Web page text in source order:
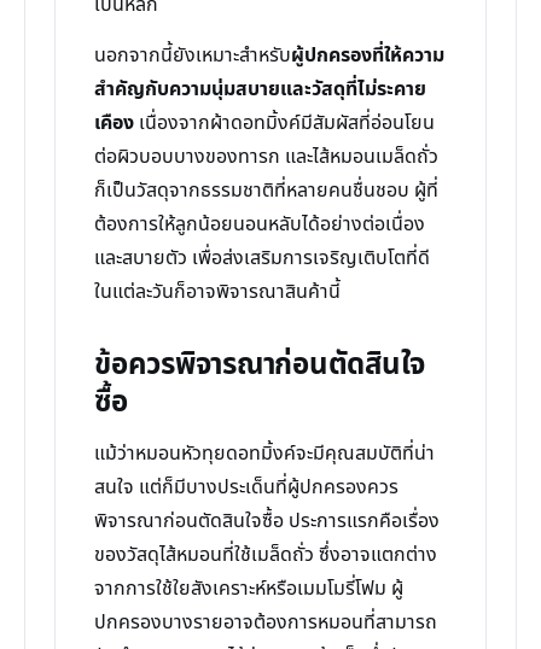
นอกจากนี้ยังเหมาะสำหรับผู้ปกครองที่ให้ความ
สำคัญกับความนุ่มสบายและวัสดุที่ไม่ระคาย
เคือง เนื่องจากผ้าดอทมิ้งค์มีสัมผัสที่อ่อนโยน
ต่อผิวบอบบางของทารก และไส้หมอนเมล็ดถั่ว
ก็เป็นวัสดุจากธรรมชาติที่หลายคนชื่นชอบ ผู้ที่
ต้องการให้ลูกน้อยนอนหลับได้อย่างต่อเนื่อง
และสบายตัว เพื่อส่งเสริมการเจริญเติบโตที่ดี
ในแต่ละวันก็อาจพิจารณาสินค้านี้
ข้อควรพิจารณาก่อนตัดสินใจ
ซื้อ
แม้ว่าหมอนหัวทุยดอทมิ้งค์จะมีคุณสมบัติที่น่า
สนใจ แต่ก็มีบางประเด็นที่ผู้ปกครองควร
พิจารณาก่อนตัดสินใจซื้อ ประการแรกคือเรื่อง
ของวัสดุไส้หมอนที่ใช้เมล็ดถั่ว ซึ่งอาจแตกต่าง
จากการใช้ใยสังเคราะห์หรือเมมโมรี่โฟม ผู้
ปกครองบางรายอาจต้องการหมอนที่สามารถ